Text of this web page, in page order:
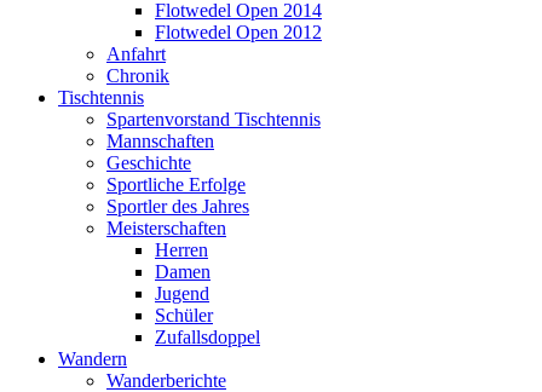
Flotwedel Open 2014
Flotwedel Open 2012
Anfahrt
Chronik
Tischtennis
Spartenvorstand Tischtennis
Mannschaften
Geschichte
Sportliche Erfolge
Sportler des Jahres
Meisterschaften
Herren
Damen
Jugend
Schüler
Zufallsdoppel
Wandern
Wanderberichte